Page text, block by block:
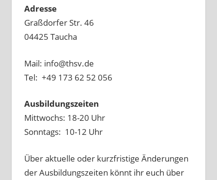
Adresse
Graßdorfer Str. 46
04425 Taucha
Mail: info@thsv.de
Tel: +49 173 62 52 056
Ausbildungszeiten
Mittwochs: 18-20 Uhr
Sonntags: 10-12 Uhr
Über aktuelle oder kurzfristige Änderungen
der Ausbildungszeiten könnt ihr euch über